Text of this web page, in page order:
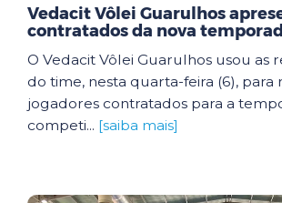
Vedacit Vôlei Guarulhos
contratados da nova
O Vedacit Vôlei Guarulhos usou as
do time, nesta quarta-feira (6), para
jogadores contratados para a
competi... [saiba mais]